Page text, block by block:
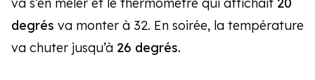
va s’en mêler et le thermomètre qui affichait 20
degrés va monter à 32. En soirée, la température
va chuter jusqu’à 26 degrés.